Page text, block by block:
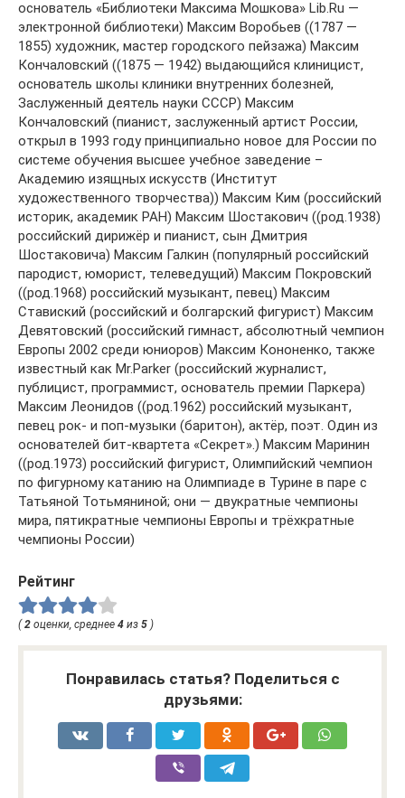
основатель «Библиотеки Максима Мошкова» Lib.Ru —
электронной библиотеки) Максим Воробьев ((1787 —
1855) художник, мастер городского пейзажа) Максим
Кончаловский ((1875 — 1942) выдающийся клиницист,
основатель школы клиники внутренних болезней,
Заслуженный деятель науки СССР) Максим
Кончаловский (пианист, заслуженный артист России,
открыл в 1993 году принципиально новое для России по
системе обучения высшее учебное заведение –
Академию изящных искусств (Институт
художественного творчества)) Максим Ким (российский
историк, академик РАН) Максим Шостакович ((род.1938)
российский дирижёр и пианист, сын Дмитрия
Шостаковича) Максим Галкин (популярный российский
пародист, юморист, телеведущий) Максим Покровский
((род.1968) российский музыкант, певец) Максим
Ставиский (российский и болгарский фигурист) Максим
Девятовский (российский гимнаст, абсолютный чемпион
Европы 2002 среди юниоров) Максим Кононенко, также
известный как Mr.Parker (российский журналист,
публицист, программист, основатель премии Паркера)
Максим Леонидов ((род.1962) российский музыкант,
певец рок- и поп-музыки (баритон), актёр, поэт. Один из
основателей бит-квартета «Секрет».) Максим Маринин
((род.1973) российский фигурист, Олимпийский чемпион
по фигурному катанию на Олимпиаде в Турине в паре с
Татьяной Тотьмяниной; они — двукратные чемпионы
мира, пятикратные чемпионы Европы и трёхкратные
чемпионы России)
Рейтинг
(2 оценки, среднее 4 из 5 )
Понравилась статья? Поделиться с
друзьями: